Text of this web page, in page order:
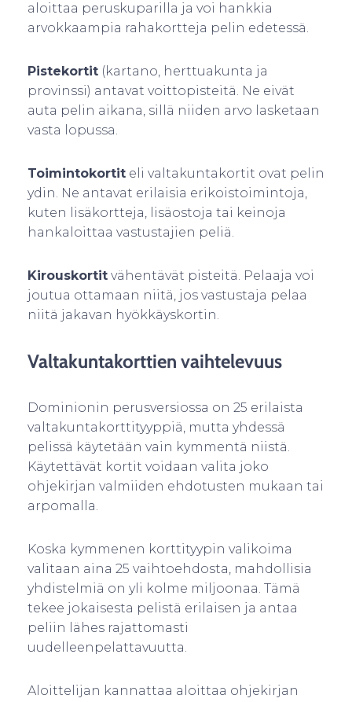
aloittaa peruskuparilla ja voi hankkia
arvokkaampia rahakortteja pelin edetessä.
Pistekortit (kartano, herttuakunta ja
provinssi) antavat voittopisteitä. Ne eivät
auta pelin aikana, sillä niiden arvo lasketaan
vasta lopussa.
Toimintokortit eli valtakuntakortit ovat pelin
ydin. Ne antavat erilaisia erikoistoimintoja,
kuten lisäkortteja, lisäostoja tai keinoja
hankaloittaa vastustajien peliä.
Kirouskortit vähentävät pisteitä. Pelaaja voi
joutua ottamaan niitä, jos vastustaja pelaa
niitä jakavan hyökkäyskortin.
Valtakuntakorttien vaihtelevuus
Dominionin perusversiossa on 25 erilaista
valtakuntakorttityyppiä, mutta yhdessä
pelissä käytetään vain kymmentä niistä.
Käytettävät kortit voidaan valita joko
ohjekirjan valmiiden ehdotusten mukaan tai
arpomalla.
Koska kymmenen korttityypin valikoima
valitaan aina 25 vaihtoehdosta, mahdollisia
yhdistelmiä on yli kolme miljoonaa. Tämä
tekee jokaisesta pelistä erilaisen ja antaa
peliin lähes rajattomasti
uudelleenpelattavuutta.
Aloittelijan kannattaa aloittaa ohjekirjan